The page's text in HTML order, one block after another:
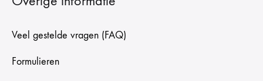
Veel gestelde vragen (FAQ)
Formulieren